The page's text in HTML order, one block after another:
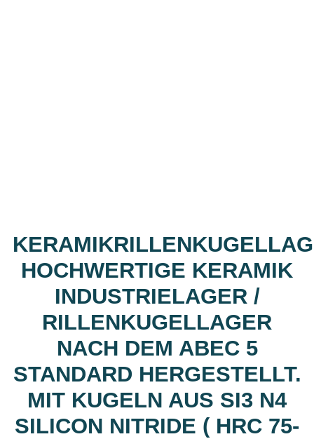
HOCHWERTIGE KERAMIK
INDUSTRIELAGER /
RILLENKUGELLAGER
NACH DEM ABEC 5
STANDARD HERGESTELLT.
MIT KUGELN AUS SI3 N4
SILICON NITRIDE ( HRC 75-